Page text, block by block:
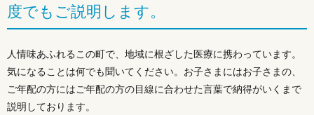
度でもご説明します。
人情味あふれるこの町で、地域に根ざした医療に携わっています。
気になることは何でも聞いてください。お子さまにはお子さまの、
ご年配の方にはご年配の方の目線に合わせた言葉で納得がいくまで
説明しております。